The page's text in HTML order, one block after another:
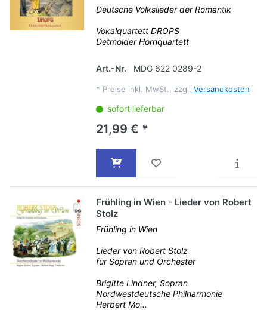
Deutsche Volkslieder der Romantik
Vokalquartett DROPS
Detmolder Hornquartett
Art.-Nr. MDG 622 0289-2
* Preise inkl. MwSt., zzgl. Versandkosten
sofort lieferbar
21,99 € *
Frühling in Wien - Lieder von Robert
Stolz
Frühling in Wien
Lieder von Robert Stolz
für Sopran und Orchester
Brigitte Lindner, Sopran
Nordwestdeutsche Philharmonie
Herbert Mo...